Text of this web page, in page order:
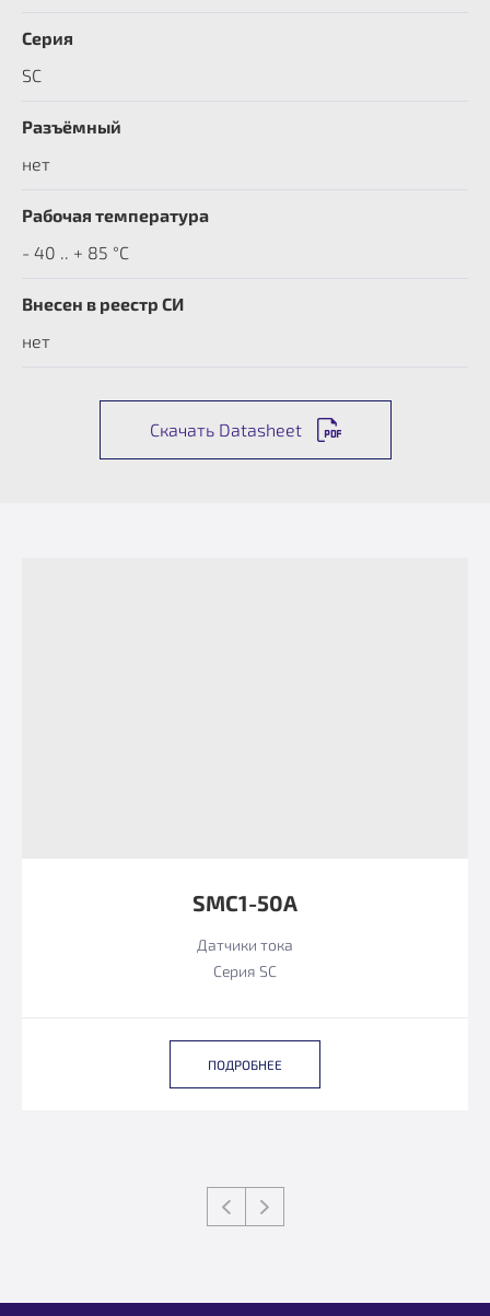
Серия
SC
Разъёмный
нет
Рабочая температура
- 40 .. + 85 °C
Внесен в реестр СИ
нет
Скачать Datasheet
SMC1-50A
Датчики тока
Серия SC
ПОДРОБНЕЕ